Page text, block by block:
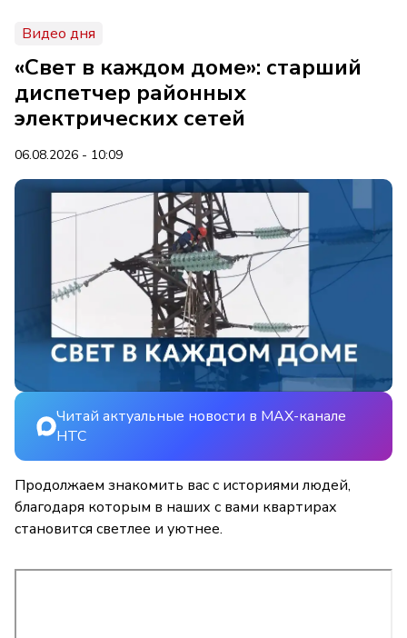
Видео дня
«Свет в каждом доме»: старший
диспетчер районных
электрических сетей
06.08.2026 - 10:09
Читай актуальные новости в MAX-канале
НТС
Продолжаем знакомить вас с историями людей,
благодаря которым в наших с вами квартирах
становится светлее и уютнее.